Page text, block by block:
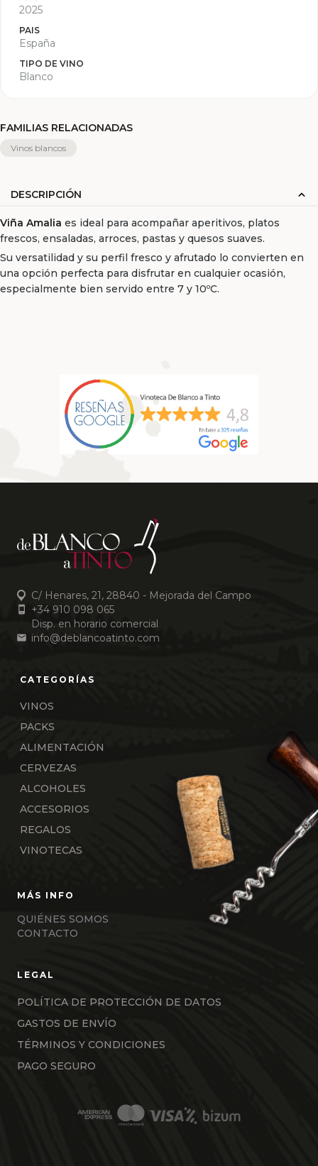
2025
PAIS
España
TIPO DE VINO
Blanco
FAMILIAS RELACIONADAS
Vinos blancos
DESCRIPCIÓN
Viña Amalia es ideal para acompañar aperitivos, platos
frescos, ensaladas, arroces, pastas y quesos suaves.
Su versatilidad y su perfil fresco y afrutado lo convierten en
una opción perfecta para disfrutar en cualquier ocasión,
especialmente bien servido entre 7 y 10ºC.
C/ Henares, 21, 28840 - Mejorada del Campo
+34 910 098 065
Disp. en horario comercial
info@deblancoatinto.com
VINOS
PACKS
ALIMENTACIÓN
CERVEZAS
ALCOHOLES
ACCESORIOS
REGALOS
VINOTECAS
QUIÉNES SOMOS
CONTACTO
POLÍTICA DE PROTECCIÓN DE DATOS
GASTOS DE ENVÍO
TÉRMINOS Y CONDICIONES
PAGO SEGURO